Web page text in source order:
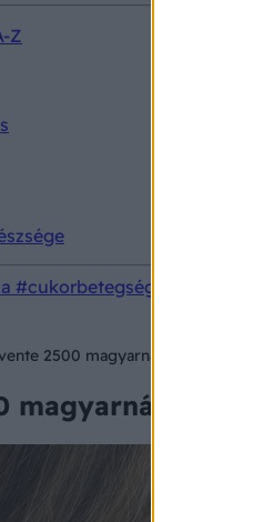
Z
#cukorbetegség
2500 magyarnál
magyarnál